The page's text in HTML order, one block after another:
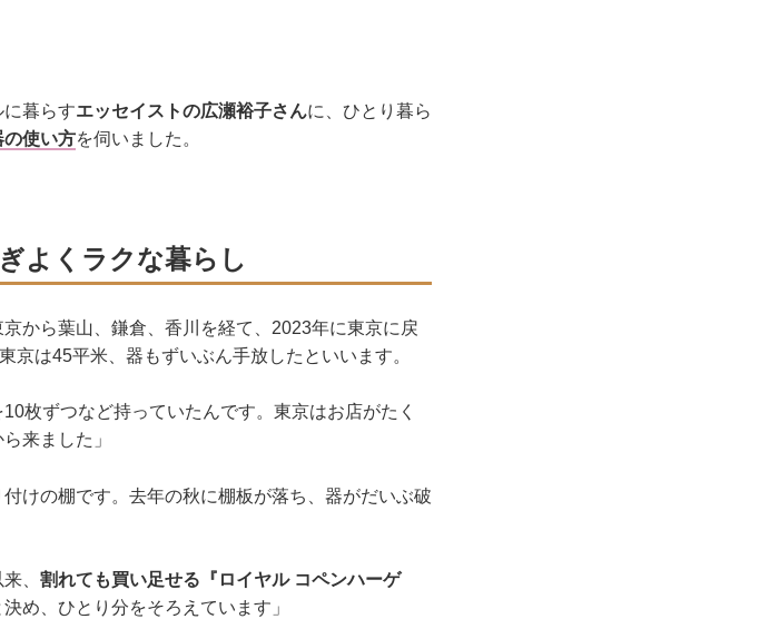
暮らすエッセイストの広瀬裕子さんに、ひとり暮ら
の使い方を伺いました。
よくラクな暮らし
から葉山、鎌倉、香川を経て、2023年に東京に戻
京は45平米、器もずいぶん手放したといいます。
枚ずつなど持っていたんです。東京はお店がたく
来ました」
けの棚です。去年の秋に棚板が落ち、器がだいぶ破
、 割れても買い足せる『ロイヤル コペンハーゲ
決め、ひとり分をそろえています」